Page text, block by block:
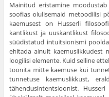
Mainitud eristamine
soofias olulisemaid metoodilisi
kaemusest on Husserli
kantli­kust ja uuskantlikust
süüdis­tatud intuitsionismi
ehitada ainult kaemuslikkudest
loogilisi elemente. Kuid selline
toonita mitte kaemuse kui
tunnetuse kaemuslikkust,
tähendusintentsioonist.